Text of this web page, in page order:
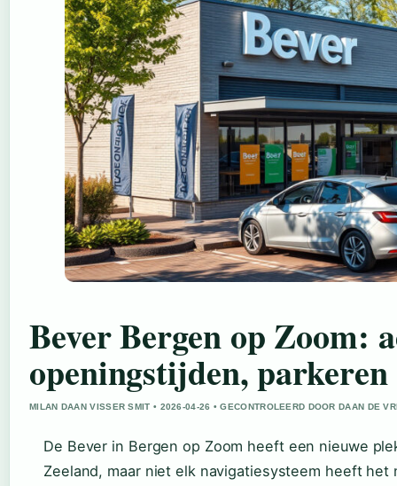
Bever Bergen op Zoom:
openingstijden, parkeren
MILAN DAAN VISSER SMIT • 2026-04-26 • GECONTROLEERD DOOR DAAN DE
De Bever in Bergen op Zoom heeft een nieuwe
Zeeland, maar niet elk navigatiesysteem heeft het